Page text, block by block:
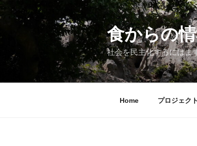
ン
ン
食からの
社会を民主化するにはま
Home プロジェク